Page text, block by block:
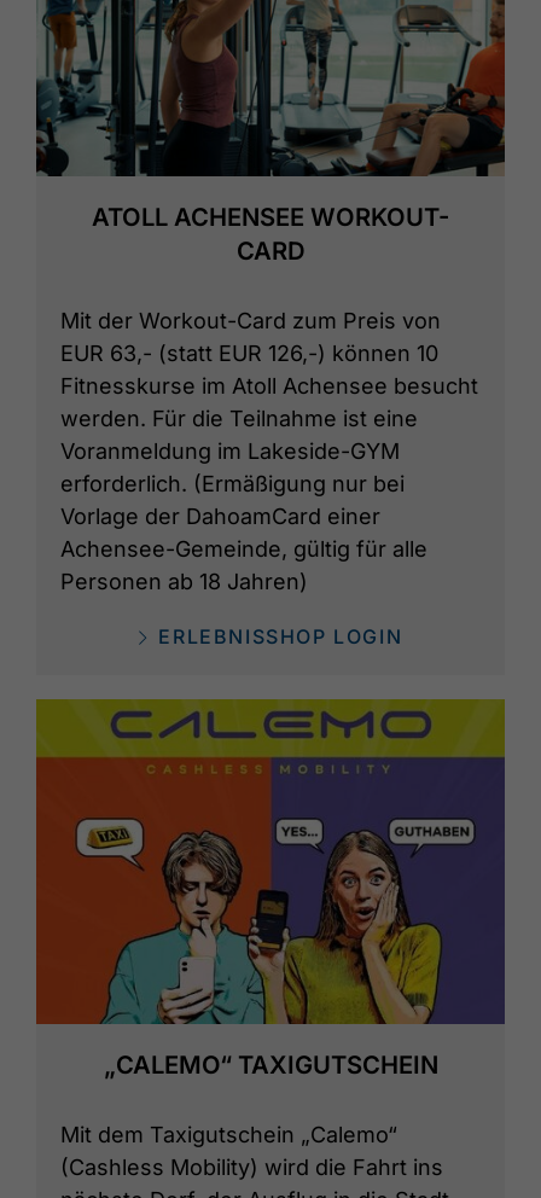
ATOLL ACHENSEE WORKOUT-
CARD
Mit der Workout-Card zum Preis von
EUR 63,- (statt EUR 126,-) können 10
Fitnesskurse im Atoll Achensee besucht
werden. Für die Teilnahme ist eine
Voranmeldung im Lakeside-GYM
erforderlich. (Ermäßigung nur bei
Vorlage der DahoamCard einer
Achensee-Gemeinde, gültig für alle
Personen ab 18 Jahren)
ERLEBNISSHOP LOGIN
„CALEMO“ TAXIGUTSCHEIN
Mit dem Taxigutschein „Calemo“
(Cashless Mobility) wird die Fahrt ins